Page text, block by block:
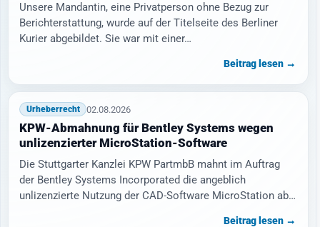
Unsere Mandantin, eine Privatperson ohne Bezug zur
Berichterstattung, wurde auf der Titelseite des Berliner
Kurier abgebildet. Sie war mit einer…
Beitrag lesen →
Urheberrecht 02.08.2026
KPW-Abmahnung für Bentley Systems wegen
unlizenzierter MicroStation-Software
Die Stuttgarter Kanzlei KPW PartmbB mahnt im Auftrag
der Bentley Systems Incorporated die angeblich
unlizenzierte Nutzung der CAD-Software MicroStation ab.
Beitrag lesen →